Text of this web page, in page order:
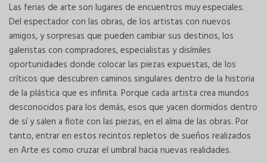
Las ferias de arte son lugares de encuentros muy especiales.
Del espectador con las obras, de los artistas con nuevos
amigos, y sorpresas que pueden cambiar sus destinos, los
galeristas con compradores, especialistas y disímiles
oportunidades donde colocar las piezas expuestas, de los
críticos que descubren caminos singulares dentro de la historia
de la plástica que es infinita. Porque cada artista crea mundos
desconocidos para los demás, esos que yacen dormidos dentro
de sí y salen a flote con las piezas, en el alma de las obras. Por
tanto, entrar en estos recintos repletos de sueños realizados
en Arte es como cruzar el umbral hacia nuevas realidades.